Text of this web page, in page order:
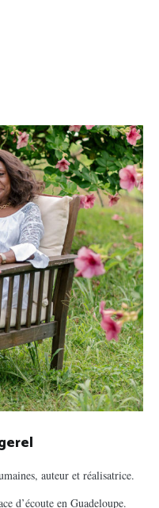
auteur et réalisatrice.
d’écoute en Guadeloupe.